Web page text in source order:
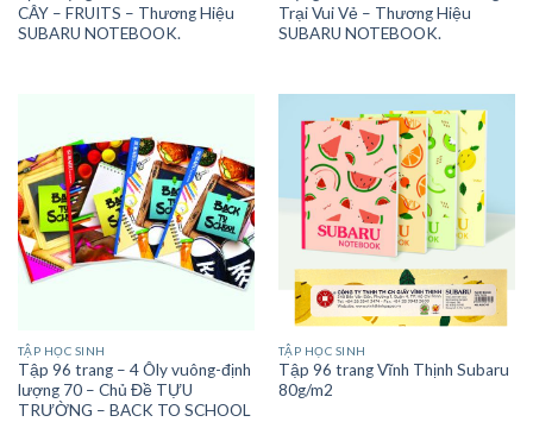
CÂY – FRUITS – Thương Hiệu
SUBARU NOTEBOOK.
Trại Vui Vẻ – Thương Hiệu
SUBARU NOTEBOOK.
TẬP HỌC SINH
Tập 96 trang – 4 Ôly vuông-định
lượng 70 – Chủ Đề TỰU
TRƯỜNG – BACK TO SCHOOL
TẬP HỌC SINH
Tập 96 trang Vĩnh Thịnh Subaru
80g/m2